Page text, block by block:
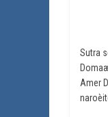
Sutra
Amer